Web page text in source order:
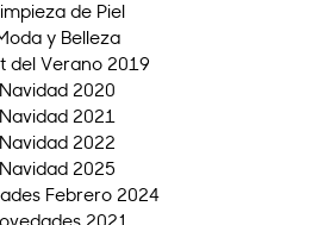
de Piel
y Belleza
del Verano 2019
Navidad 2020
Navidad 2021
Navidad 2022
Navidad 2025
Febrero 2024